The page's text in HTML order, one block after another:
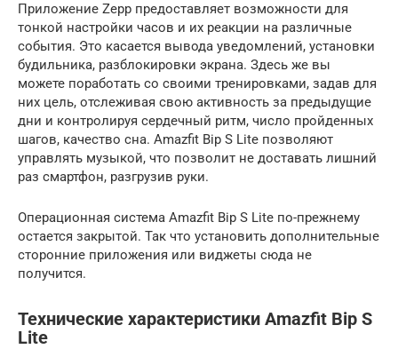
Приложение Zepp предоставляет возможности для
тонкой настройки часов и их реакции на различные
события. Это касается вывода уведомлений, установки
будильника, разблокировки экрана. Здесь же вы
можете поработать со своими тренировками, задав для
них цель, отслеживая свою активность за предыдущие
дни и контролируя сердечный ритм, число пройденных
шагов, качество сна. Amazfit Bip S Lite позволяют
управлять музыкой, что позволит не доставать лишний
раз смартфон, разгрузив руки.
Операционная система Amazfit Bip S Lite по-прежнему
остается закрытой. Так что установить дополнительные
сторонние приложения или виджеты сюда не
получится.
Технические характеристики Amazfit Bip S
Lite